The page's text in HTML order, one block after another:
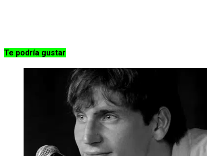
Te podría gustar